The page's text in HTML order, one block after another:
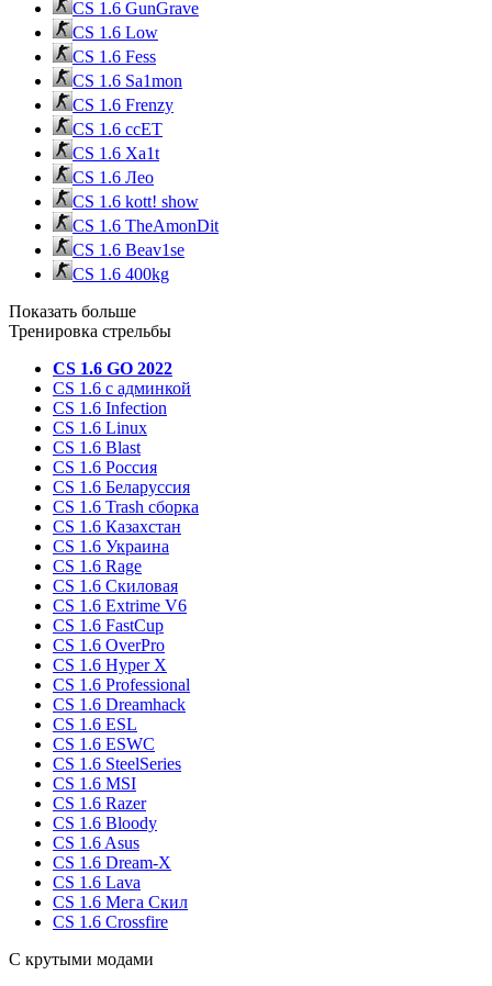
CS 1.6 GunGrave
CS 1.6 Low
CS 1.6 Fess
CS 1.6 Sa1mon
CS 1.6 Frenzy
CS 1.6 ccET
CS 1.6 Xa1t
CS 1.6 Лео
CS 1.6 kott! show
CS 1.6 TheAmonDit
CS 1.6 Beav1se
CS 1.6 400kg
Показать больше
Тренировка стрельбы
CS 1.6 GO 2022
CS 1.6 с админкой
CS 1.6 Infection
CS 1.6 Linux
CS 1.6 Blast
CS 1.6 Россия
CS 1.6 Беларуссия
CS 1.6 Trash сборка
CS 1.6 Казахстан
CS 1.6 Украина
CS 1.6 Rage
CS 1.6 Скиловая
CS 1.6 Extrime V6
CS 1.6 FastCup
CS 1.6 OverPro
CS 1.6 Hyper X
CS 1.6 Professional
CS 1.6 Dreamhack
CS 1.6 ESL
CS 1.6 ESWC
CS 1.6 SteelSeries
CS 1.6 MSI
CS 1.6 Razer
CS 1.6 Bloody
CS 1.6 Asus
CS 1.6 Dream-X
CS 1.6 Lava
CS 1.6 Мега Скил
CS 1.6 Crossfire
С крутыми модами